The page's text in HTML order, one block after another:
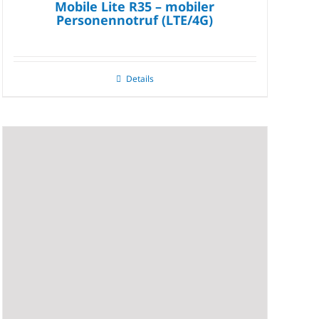
Mobile Lite R35 – mobiler
Personennotruf (LTE/4G)
Details